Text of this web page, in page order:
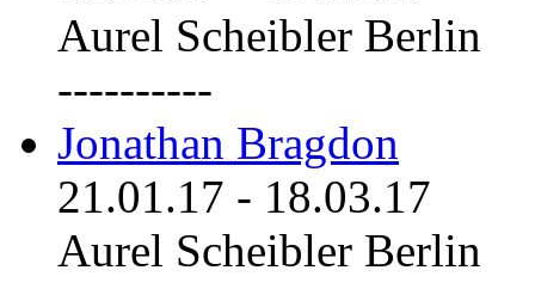
Aurel Scheibler Berlin
----------
Jonathan Bragdon
21.01.17 - 18.03.17
Aurel Scheibler Berlin